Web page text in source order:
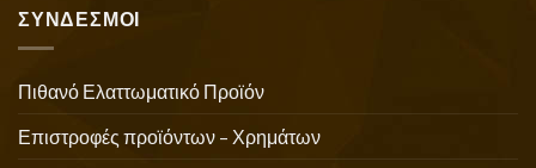
ΣΥΝΔΕΣΜΟΙ
Πιθανό Ελαττωματικό Προϊόν
Επιστροφές προϊόντων – Χρημάτων